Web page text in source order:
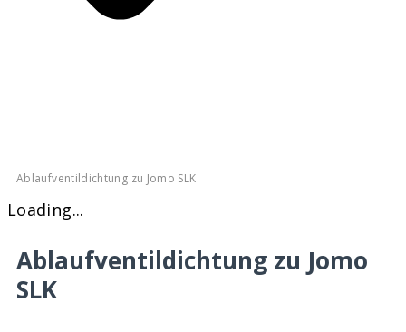
Ablaufventildichtung zu Jomo SLK
Loading...
Ablaufventildichtung zu Jomo
SLK